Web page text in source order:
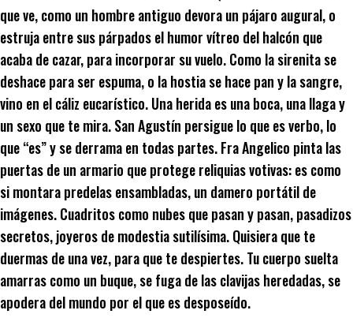
que ve, como un hombre antiguo devora un pájaro augural, o
estruja entre sus párpados el humor vítreo del halcón que
acaba de cazar, para incorporar su vuelo. Como la sirenita se
deshace para ser espuma, o la hostia se hace pan y la sangre,
vino en el cáliz eucarístico. Una herida es una boca, una llaga y
un sexo que te mira. San Agustín persigue lo que es verbo, lo
que “es” y se derrama en todas partes. Fra Angelico pinta las
puertas de un armario que protege reliquias votivas: es como
si montara predelas ensambladas, un damero portátil de
imágenes. Cuadritos como nubes que pasan y pasan, pasadizos
secretos, joyeros de modestia sutilísima. Quisiera que te
duermas de una vez, para que te despiertes. Tu cuerpo suelta
amarras como un buque, se fuga de las clavijas heredadas, se
apodera del mundo por el que es desposeído.